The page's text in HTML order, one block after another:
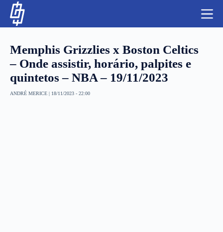
Memphis Grizzlies x Boston Celtics
– Onde assistir, horário, palpites e
quintetos – NBA – 19/11/2023
ANDRÉ MERICE | 18/11/2023 - 22:00